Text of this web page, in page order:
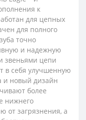
к
для цепных
для полного
точно
и надежную
звеньями цепи
в себя улучшенную
и новый дизайн
более
нижнего
от загрязнения, а